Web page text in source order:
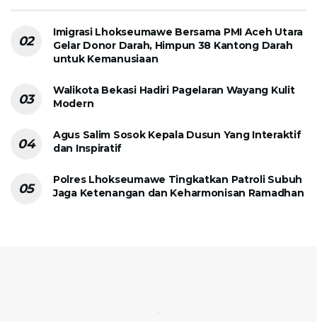
Imigrasi Lhokseumawe Bersama PMI Aceh Utara
Gelar Donor Darah, Himpun 38 Kantong Darah
untuk Kemanusiaan
Walikota Bekasi Hadiri Pagelaran Wayang Kulit
Modern
Agus Salim Sosok Kepala Dusun Yang Interaktif
dan Inspiratif
Polres Lhokseumawe Tingkatkan Patroli Subuh
Jaga Ketenangan dan Keharmonisan Ramadhan